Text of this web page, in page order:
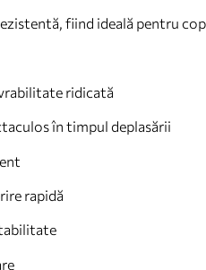
fiind ideală pentru
ridicată
în timpul deplasării
rapidă